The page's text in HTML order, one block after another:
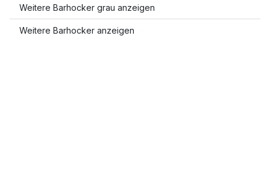
Weitere Barhocker grau anzeigen
Weitere Barhocker anzeigen